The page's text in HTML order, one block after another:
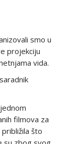
smo u
projekciju
vida.
filmova za
što